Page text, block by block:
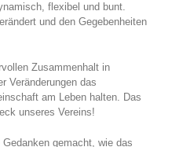
flexibel und bunt.
und den Gegebenheiten
Zusammenhalt in
Veränderungen das
am Leben halten. Das
unseres Vereins!
gemacht, wie das